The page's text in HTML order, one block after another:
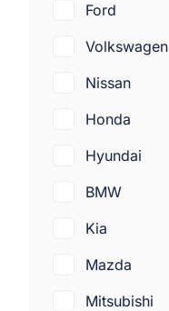
Ford
Volkswagen
Nissan
Honda
Hyundai
BMW
Kia
Mazda
Mitsubishi